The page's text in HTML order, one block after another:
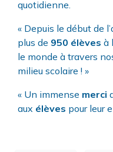
quotidienne.
« Depuis le début de
plus de 950 élèves à
le monde à travers
milieu scolaire ! »
« Un immense merci
aux élèves pour leur